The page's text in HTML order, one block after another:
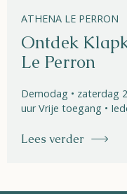
ATHENA LE PERRON
Ontdek
Le Perron
Demodag • zaterdag
uur Vrije toegang •
Lees verder